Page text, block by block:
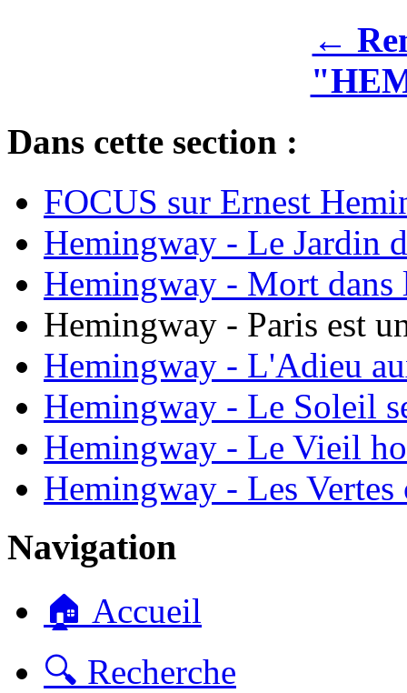
←
Dans cette section :
FOCUS sur Ernest
Hemingway - Le Jardin
Hemingway - Mort dans
Hemingway - Paris est
Hemingway - L'Adieu
Hemingway - Le Soleil
Hemingway - Le Vieil
Hemingway - Les
Navigation
🏠 Accueil
🔍 Recherche